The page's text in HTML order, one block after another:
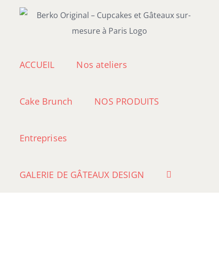
Passer
ACCUEIL Nos ateliers
Cake Brunch NOS PRODUITS
Entreprises
GALERIE DE GÂTEAUX DESIGN